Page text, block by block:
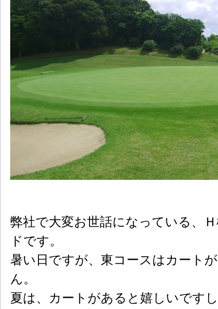
弊社で大変お世話になっている、
ドです。
暑い日ですが、東コースはカート
ん。
夏は、カートがあると嬉しいです